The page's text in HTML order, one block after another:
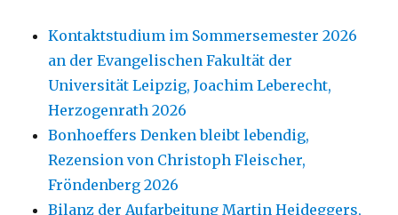
Kontaktstudium im Sommersemester 2026
an der Evangelischen Fakultät der
Universität Leipzig, Joachim Leberecht,
Herzogenrath 2026
Bonhoeffers Denken bleibt lebendig,
Rezension von Christoph Fleischer,
Fröndenberg 2026
Bilanz der Aufarbeitung Martin Heideggers,